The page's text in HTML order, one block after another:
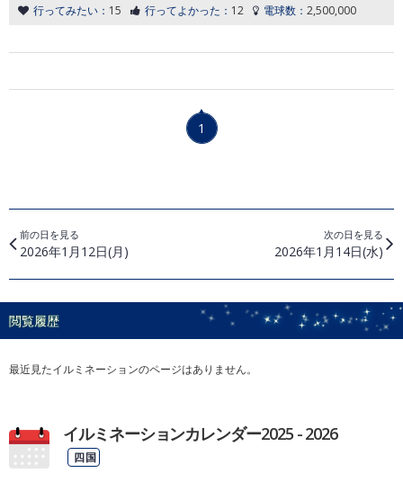
行ってみたい： 15 行ってよかった： 12 電球数： 2,500,000
1
前の日を見る
2026年1月12日(月)
次の日を見る
2026年1月14日(水)
閲覧履歴
最近見たイルミネーションのページはありません。
イルミネーションカレンダー2025 - 2026
四国